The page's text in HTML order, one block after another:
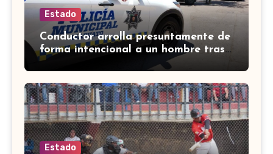
Estado
Conductor arrolla presuntamente de
forma intencional a un hombre tras
una riña en Celaya
Estado